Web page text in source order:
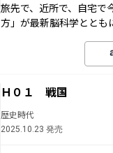
旅先で、近所で、自宅で
方」が最新脳科学ととも
Ｈ０１ 戦国
歴史時代
2025.10.23 発売